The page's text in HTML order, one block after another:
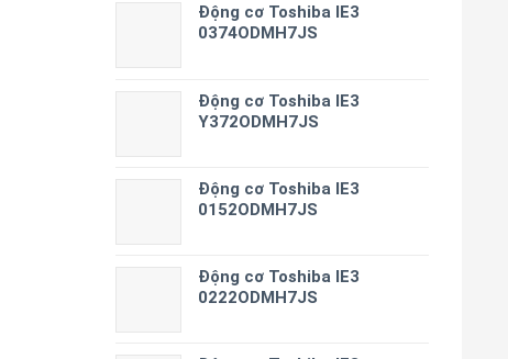
Động cơ Toshiba IE3
0374ODMH7JS
Động cơ Toshiba IE3
Y372ODMH7JS
Động cơ Toshiba IE3
0152ODMH7JS
Động cơ Toshiba IE3
0222ODMH7JS